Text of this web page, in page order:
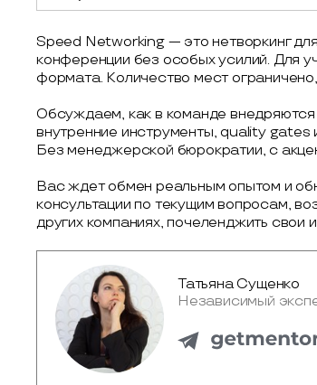
Speed Networking — это нетворкинг
конференции без особых усилий. Для
формата. Количество мест
Обсуждаем, как в команде
внутренние инструменты, quality
Без менеджерской бюрократии, с
Вас ждет обмен реальным опытом и
консультации по текущим вопросам,
других компаниях, почеленджить свои
Татьяна Сущенко
Независимый